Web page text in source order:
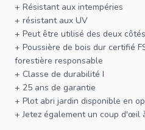
+ Résistant aux intempéries
+ résistant aux UV
+ Peut être utilisé des deux côtés
+ Poussière de bois dur certifié
forestière responsable
+ Classe de durabilité I
+ 25 ans de garantie
+ Plot abri jardin disponible en
+ Jetez également un coup d'œil